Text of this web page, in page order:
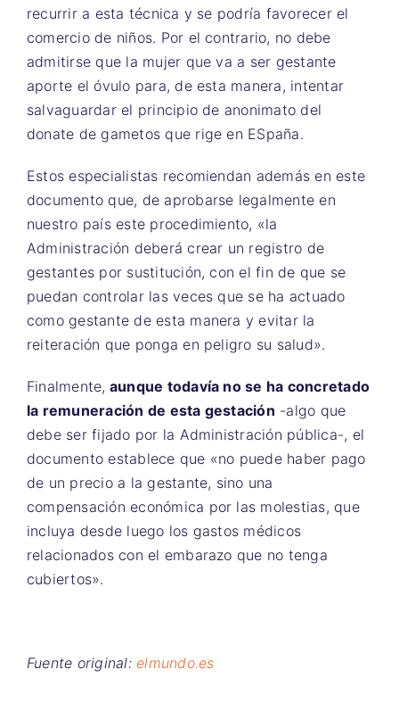
recurrir a esta técnica y se podría favorecer el
comercio de niños. Por el contrario, no debe
admitirse que la mujer que va a ser gestante
aporte el óvulo para, de esta manera, intentar
salvaguardar el principio de anonimato del
donate de gametos que rige en ESpaña.
Estos especialistas recomiendan además en este
documento que, de aprobarse legalmente en
nuestro país este procedimiento, «la
Administración deberá crear un registro de
gestantes por sustitución, con el fin de que se
puedan controlar las veces que se ha actuado
como gestante de esta manera y evitar la
reiteración que ponga en peligro su salud».
Finalmente, aunque todavía no se ha concretado
la remuneración de esta gestación -algo que
debe ser fijado por la Administración pública-, el
documento establece que «no puede haber pago
de un precio a la gestante, sino una
compensación económica por las molestias, que
incluya desde luego los gastos médicos
relacionados con el embarazo que no tenga
cubiertos».
Fuente original:elmundo.es